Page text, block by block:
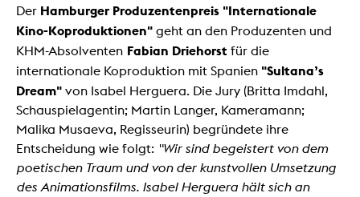
Der Hamburger Produzentenpreis "Internationale
Kino-Koproduktionen" geht an den Produzenten und
KHM-Absolventen Fabian Driehorst für die
internationale Koproduktion mit Spanien "Sultana’s
Dream" von Isabel Herguera. Die Jury (Britta Imdahl,
Schauspielagentin; Martin Langer, Kameramann;
Malika Musaeva, Regisseurin) begründete ihre
Entscheidung wie folgt: "Wir sind begeistert von dem
poetischen Traum und von der kunstvollen Umsetzung
des Animationsfilms. Isabel Herguera hält sich an